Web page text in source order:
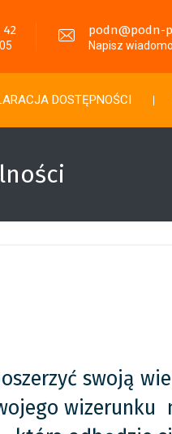
42 podn@podn-
Napisz
DOSTĘPNOŚCI
swoją
wizerunku